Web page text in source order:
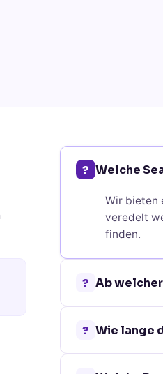
? Welche
Wir bieten
veredelt
finden.
? Ab
? Wie lange